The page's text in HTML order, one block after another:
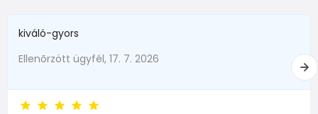
kiváló-gyors
Ellenõrzött ügyfél, 17. 7. 2026